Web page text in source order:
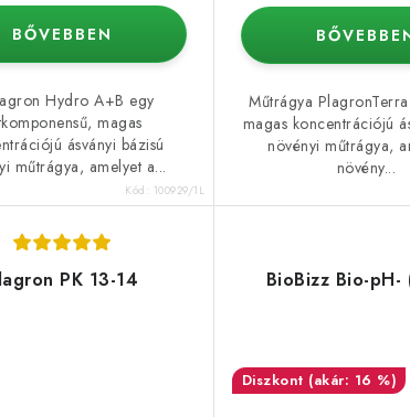
BŐVEBBEN
Hydro A+B egy
magas
ásványi bázisú
műtrágya, amelyet a...
Kód: 100929/1L
Műtrágya
magas koncentrációjú
növényi műtrágya,
növény...
PK 13-14 BioBizz Bio-pH-
(akár: 16 %)